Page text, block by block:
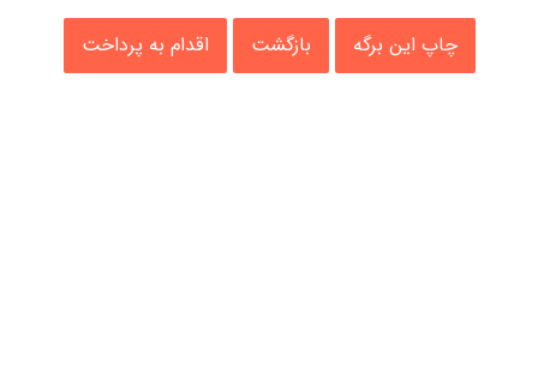
چاپ این برگه بازگشت اقدام به پرداخت